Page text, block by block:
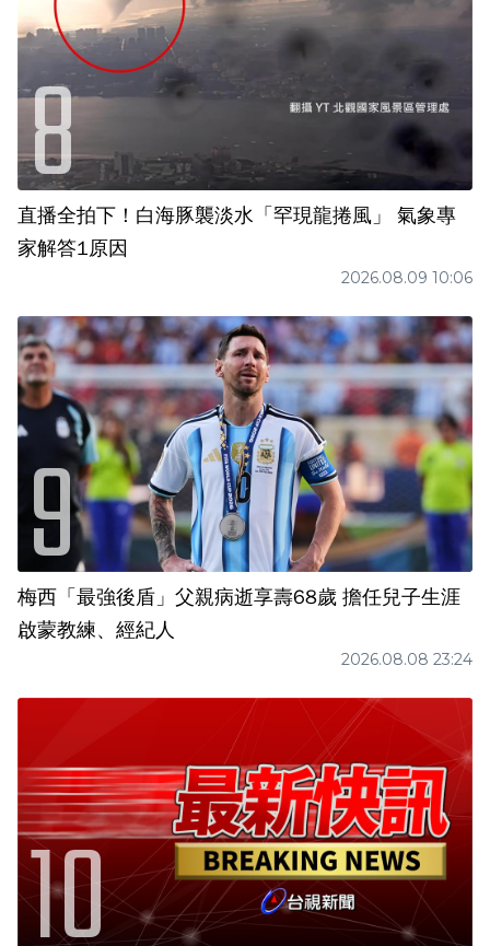
直播全拍下！白海豚襲淡水「罕現龍捲風」 氣象專
家解答1原因
2026.08.09 10:06
梅西「最強後盾」父親病逝享壽68歲 擔任兒子生涯
啟蒙教練、經紀人
2026.08.08 23:24